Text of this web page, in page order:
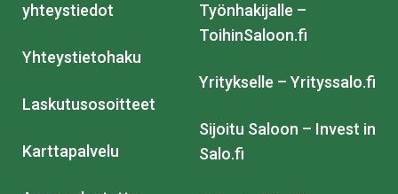
yhteystiedot
Yhteystietohaku
Laskutusosoitteet
Karttapalvelu
Työnhakijalle –
ToihinSaloon.fi
Yritykselle – Yrityssalo.fi
Sijoitu Saloon – Invest in
Salo.fi